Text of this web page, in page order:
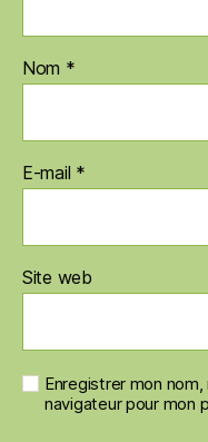
Nom *
E-mail *
Site web
Enregistrer mon
navigateur pour mon